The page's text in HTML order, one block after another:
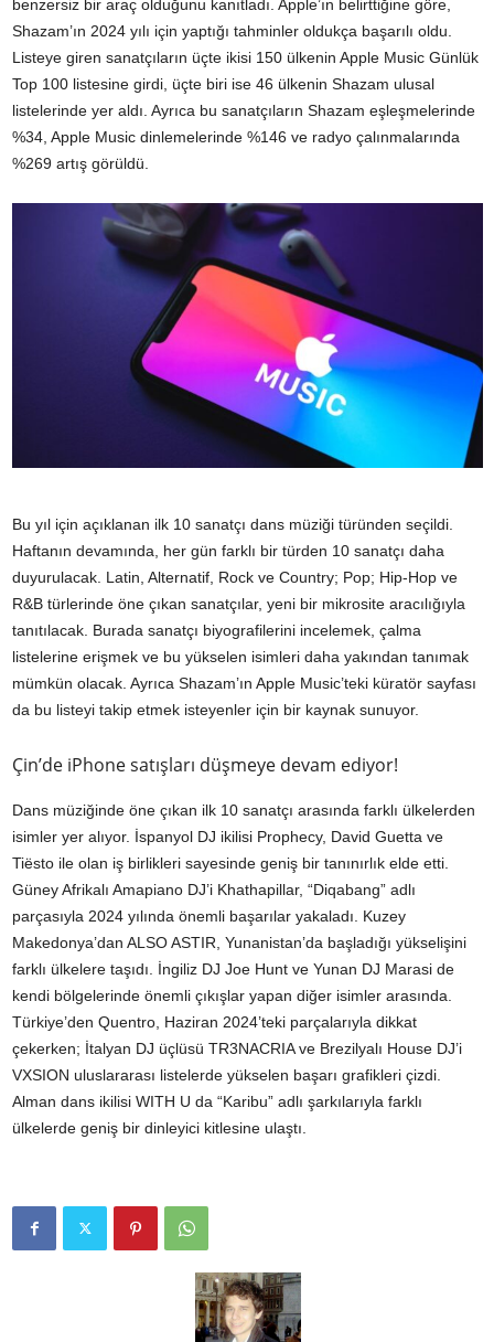
benzersiz bir araç olduğunu kanıtladı. Apple’ın belirttiğine göre,
Shazam’ın 2024 yılı için yaptığı tahminler oldukça başarılı oldu.
Listeye giren sanatçıların üçte ikisi 150 ülkenin Apple Music Günlük
Top 100 listesine girdi, üçte biri ise 46 ülkenin Shazam ulusal
listelerinde yer aldı. Ayrıca bu sanatçıların Shazam eşleşmelerinde
%34, Apple Music dinlemelerinde %146 ve radyo çalınmalarında
%269 artış görüldü.
Bu yıl için açıklanan ilk 10 sanatçı dans müziği türünden seçildi.
Haftanın devamında, her gün farklı bir türden 10 sanatçı daha
duyurulacak. Latin, Alternatif, Rock ve Country; Pop; Hip-Hop ve
R&B türlerinde öne çıkan sanatçılar, yeni bir mikrosite aracılığıyla
tanıtılacak. Burada sanatçı biyografilerini incelemek, çalma
listelerine erişmek ve bu yükselen isimleri daha yakından tanımak
mümkün olacak. Ayrıca Shazam’ın Apple Music’teki küratör sayfası
da bu listeyi takip etmek isteyenler için bir kaynak sunuyor.
Çin’de iPhone satışları düşmeye devam ediyor!
Dans müziğinde öne çıkan ilk 10 sanatçı arasında farklı ülkelerden
isimler yer alıyor. İspanyol DJ ikilisi Prophecy, David Guetta ve
Tiësto ile olan iş birlikleri sayesinde geniş bir tanınırlık elde etti.
Güney Afrikalı Amapiano DJ’i Khathapillar, “Diqabang” adlı
parçasıyla 2024 yılında önemli başarılar yakaladı. Kuzey
Makedonya’dan ALSO ASTIR, Yunanistan’da başladığı yükselişini
farklı ülkelere taşıdı. İngiliz DJ Joe Hunt ve Yunan DJ Marasi de
kendi bölgelerinde önemli çıkışlar yapan diğer isimler arasında.
Türkiye’den Quentro, Haziran 2024’teki parçalarıyla dikkat
çekerken; İtalyan DJ üçlüsü TR3NACRIA ve Brezilyalı House DJ’i
VXSION uluslararası listelerde yükselen başarı grafikleri çizdi.
Alman dans ikilisi WITH U da “Karibu” adlı şarkılarıyla farklı
ülkelerde geniş bir dinleyici kitlesine ulaştı.